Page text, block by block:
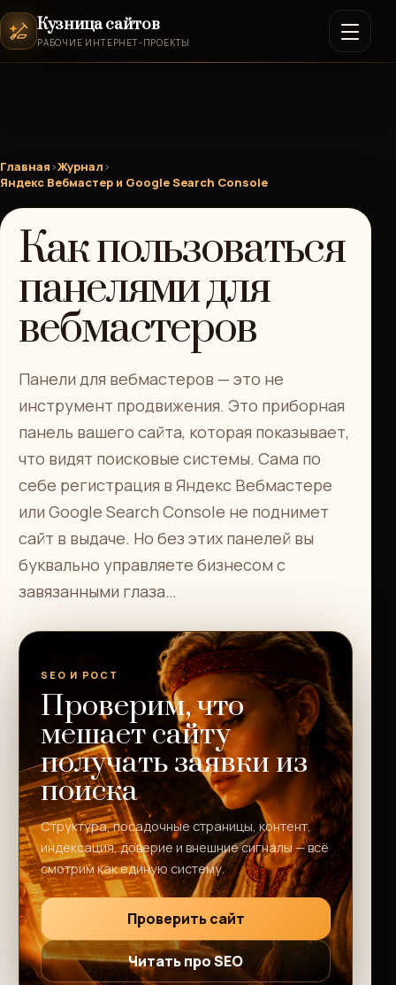
Кузница сайтов
РАБОЧИЕ ИНТЕРНЕТ-ПРОЕКТЫ
Главная›Журнал›
Яндекс Вебмастер и Google Search Console
Как пользоваться
панелями для
вебмастеров
Панели для вебмастеров — это не
инструмент продвижения. Это приборная
панель вашего сайта, которая показывает,
что видят поисковые системы. Сама по
себе регистрация в Яндекс Вебмастере
или Google Search Console не поднимет
сайт в выдаче. Но без этих панелей вы
буквально управляете бизнесом с
завязанными глаза…
SEO И РОСТ
Проверим, что
мешает сайту
получать заявки из
поиска
Структура, посадочные страницы, контент,
индексация, доверие и внешние сигналы — всё
смотрим как единую систему.
Проверить сайт
Читать про SEO